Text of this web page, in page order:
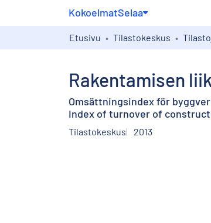
KokoelmatSelaa
Etusivu Tilastokeskus
Rakentamisen
Omsättningsindex för
Index of turnover of
Tilastokeskus 2013